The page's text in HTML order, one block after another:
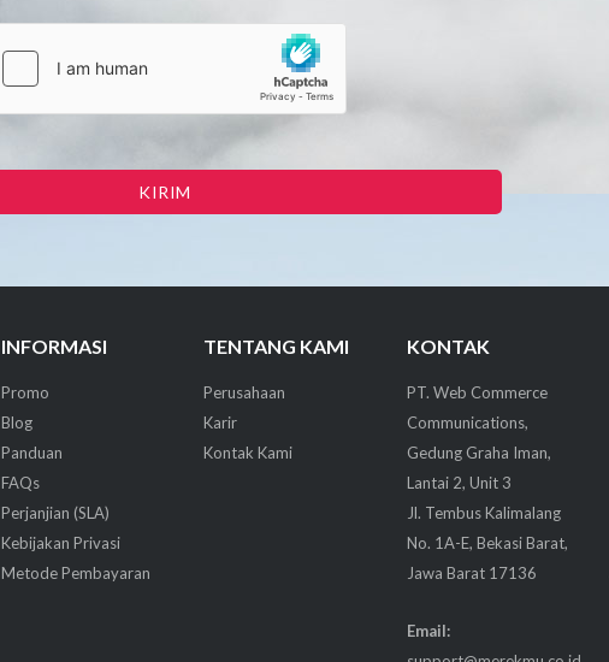
INFORMASI
Promo
Blog
Panduan
FAQs
Perjanjian (SLA)
Kebijakan Privasi
Metode Pembayaran
TENTANG KAMI
Perusahaan
Karir
Kontak Kami
KONTAK
PT. Web Commerce
Communications,
Gedung Graha Iman,
Lantai 2, Unit 3
Jl. Tembus Kalimalang
No. 1A-E, Bekasi Barat,
Jawa Barat 17136
Email: